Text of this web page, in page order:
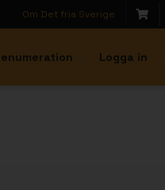
Om Det fria Sverige
Logga in